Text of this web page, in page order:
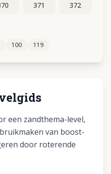
371 372
381
100 119
een zandthema-level,
van boost-
door roterende